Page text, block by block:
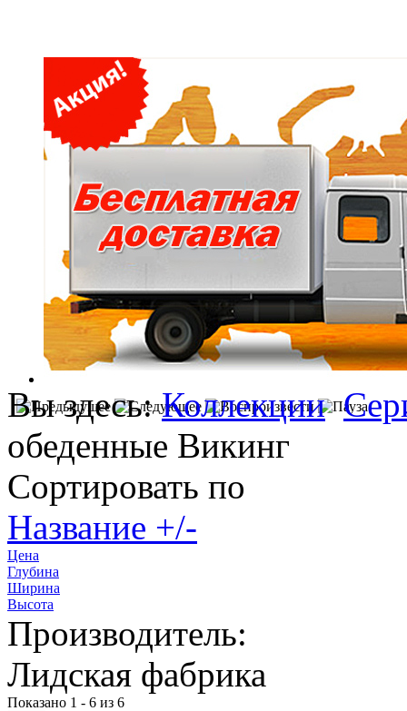
Вы здесь:Коллекции
обеденные Викинг
Сортировать по
Название +/-
Цена
Глубина
Ширина
Высота
Производитель:
Лидская фабрика
Показано 1 - 6 из 6